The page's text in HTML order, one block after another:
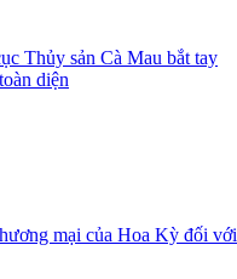
Thủy sản Cà Mau bắt tay
diện
mại của Hoa Kỳ đối với